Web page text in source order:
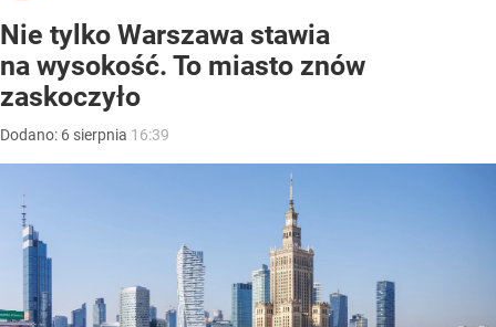
Nie tylko Warszawa stawia
na wysokość. To miasto znów
zaskoczyło
Dodano: 6 sierpnia 16:39